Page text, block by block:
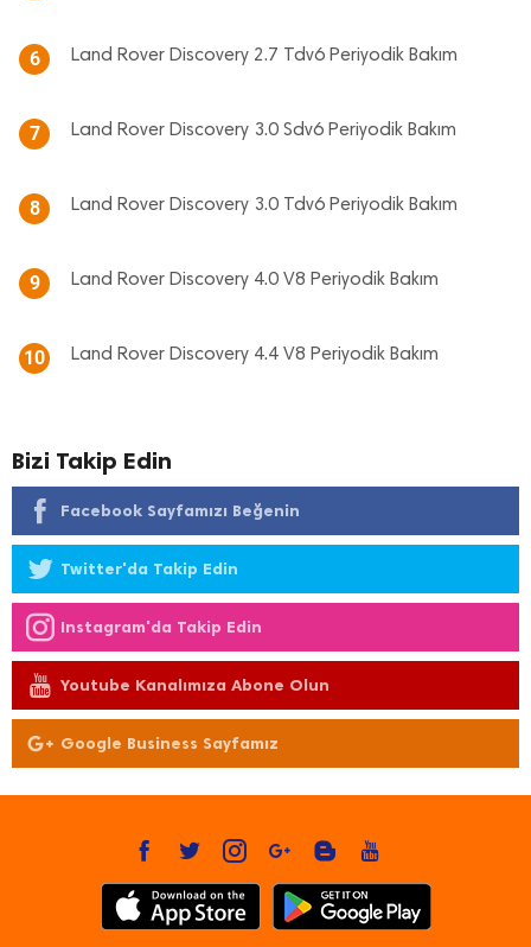
6 Land Rover Discovery 2.7 Tdv6 Periyodik Bakım
7 Land Rover Discovery 3.0 Sdv6 Periyodik Bakım
8 Land Rover Discovery 3.0 Tdv6 Periyodik Bakım
9 Land Rover Discovery 4.0 V8 Periyodik Bakım
10 Land Rover Discovery 4.4 V8 Periyodik Bakım
Bizi Takip Edin
Facebook Sayfamızı Beğenin
Twitter'da Takip Edin
Instagram'da Takip Edin
Youtube Kanalımıza Abone Olun
Google Business Sayfamız